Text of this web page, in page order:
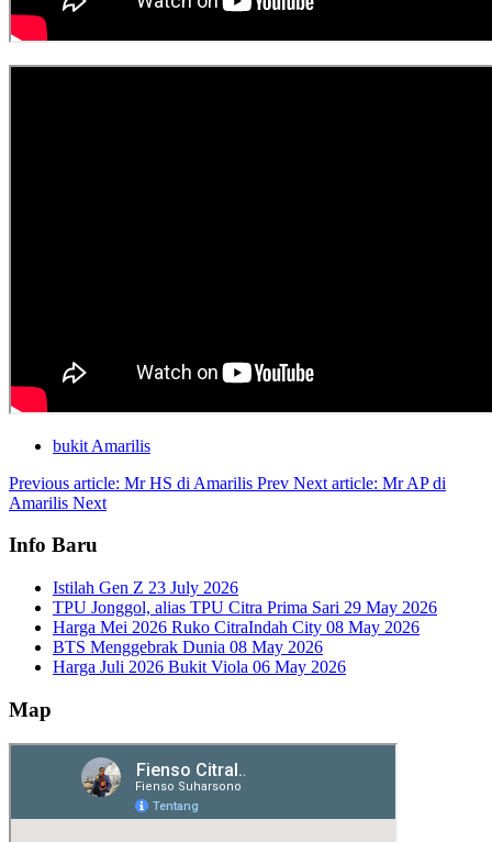
bukit Amarilis
Previous article: Mr HS di Amarilis Prev Next article: Mr AP di
Amarilis Next
Info Baru
Istilah Gen Z 23 July 2026
TPU Jonggol, alias TPU Citra Prima Sari 29 May 2026
Harga Mei 2026 Ruko CitraIndah City 08 May 2026
BTS Menggebrak Dunia 08 May 2026
Harga Juli 2026 Bukit Viola 06 May 2026
Map